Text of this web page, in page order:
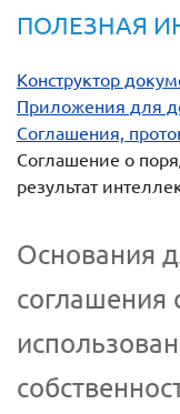
ПОЛЕЗНАЯ
Конструктор
Приложения для
Соглашения,
Соглашение о
результат
Основания
соглашения